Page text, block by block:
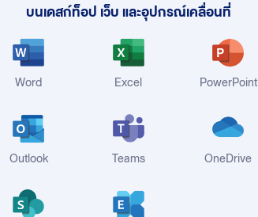
บนเดสก์ท็อป เว็บ และอุปกรณ์เคลื่อนที่
Word Excel PowerPoint
Outlook Teams OneDrive